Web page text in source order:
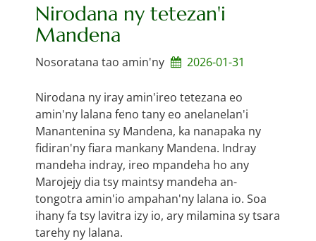
Nirodana ny tetezan'i
Mandena
Nosoratana tao amin'ny 2026-01-31
Nirodana ny iray amin'ireo tetezana eo
amin'ny lalana feno tany eo anelanelan'i
Manantenina sy Mandena, ka nanapaka ny
fidiran'ny fiara mankany Mandena. Indray
mandeha indray, ireo mpandeha ho any
Marojejy dia tsy maintsy mandeha an-
tongotra amin'io ampahan'ny lalana io. Soa
ihany fa tsy lavitra izy io, ary milamina sy tsara
tarehy ny lalana.